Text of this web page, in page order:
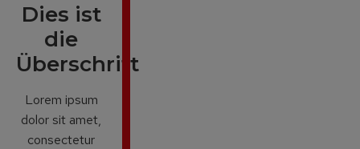
Dies ist
die
Überschrift
Lorem ipsum
dolor sit amet,
consectetur